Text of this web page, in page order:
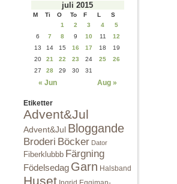
juli 2015
M Ti O To F L S
« Jun Aug »
1 2 3 4
5
6
7 8 9 10 11
12
13
14 15 16 17 18
19
20
21 22 23 24 25
26
27
28 29 30 31
Etiketter
Advent&Jul
Advent&Jul Bloggande
Broderi Böcker Dator
Fiberklubbb Färgning
Födelsedag Garn Halsband
Huset